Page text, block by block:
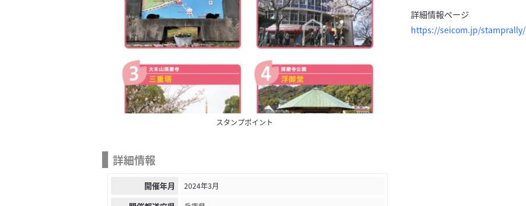
スタンプポイント
詳細情報ページ
https://seicom.jp/stamprally/
詳細情報
開催年月 2024年3月